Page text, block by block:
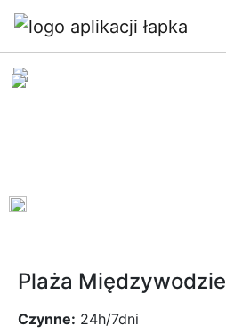
Plaża Międzywodzie
Czynne: 24h/7dni